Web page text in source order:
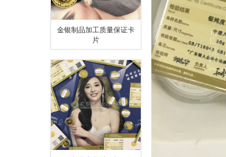
金银制品加工质量保证卡
片